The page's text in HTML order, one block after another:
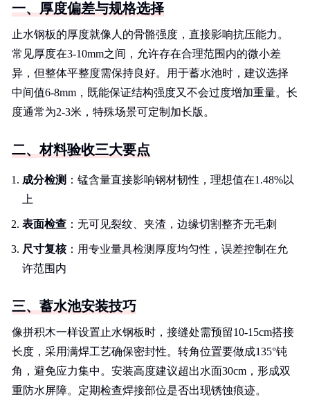
一、厚度偏差与规格选择
止水钢板的厚度就像人的骨骼强度，直接影响抗压能力。
常见厚度在3-10mm之间，允许存在合理范围内的微小差
异，但整体平整度需保持良好。用于蓄水池时，建议选择
中间值6-8mm，既能保证结构强度又不会过度增加重量。长
度通常为2-3米，特殊场景可定制加长版。
二、材料验收三大要点
成分检测 ：锰含量直接影响钢材韧性，理想值在1.48%以
上
表面检查 ：无可见裂纹、夹渣，边缘切割整齐无毛刺
尺寸复核：用专业量具检测厚度均匀性，误差控制在允
许范围内
三、蓄水池安装技巧
像拼积木一样设置止水钢板时，接缝处需预留10-15cm搭接
长度，采用满焊工艺确保密封性。转角位置要做成135°钝
角，避免应力集中。安装高度建议超出水面30cm，形成双
重防水屏障。定期检查焊接部位是否出现锈蚀痕迹。